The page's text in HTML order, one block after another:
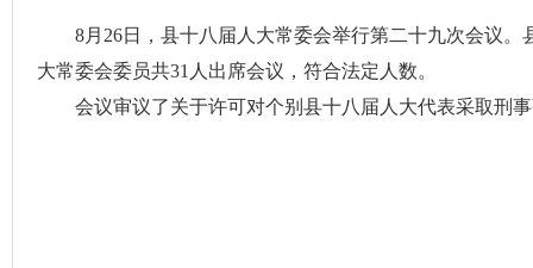
8月26日，县十八届人大常委会举行第二十九次会议
大常委会委员共31人出席会议，符合法定人数。
会议审议了关于许可对个别县十八届人大代表采取刑